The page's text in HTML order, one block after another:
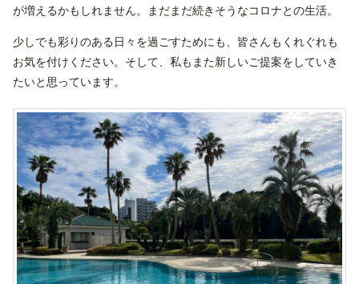
が増えるかもしれません。まだまだ続きそうなコロナとの生活。
少しでも彩りのある日々を過ごすためにも、皆さんもくれぐれも
お気を付けください。そして、私もまた新しいご提案をしていき
たいと思っています。